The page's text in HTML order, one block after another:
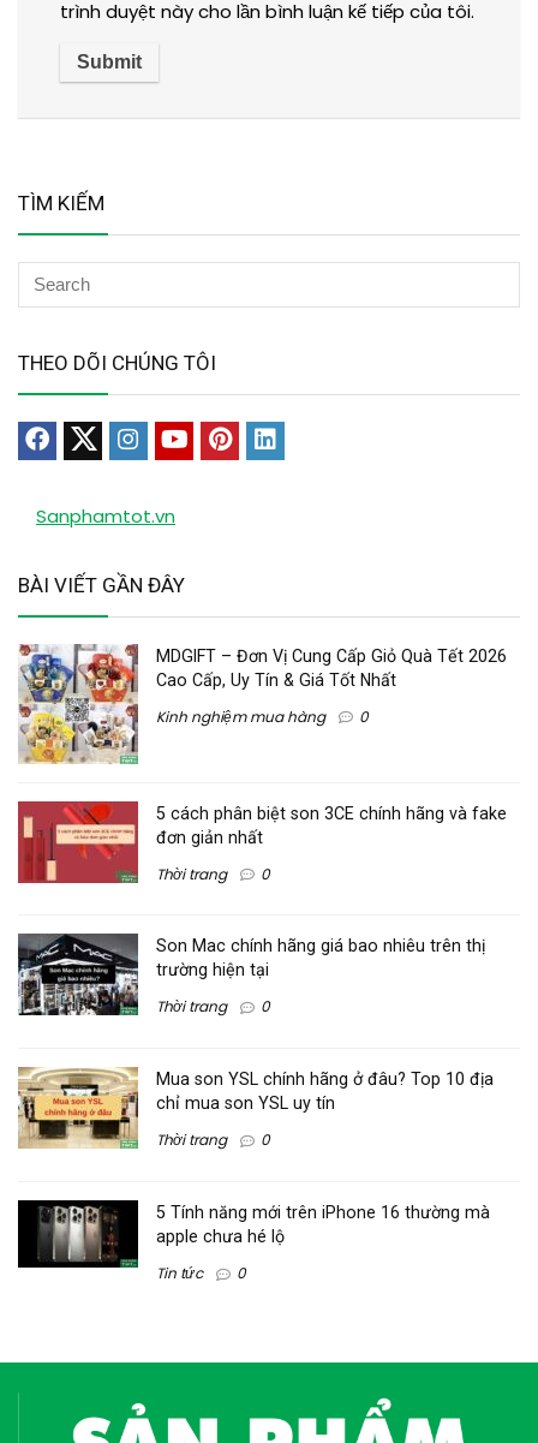
trình duyệt này cho lần bình luận kế tiếp của tôi.
TÌM KIẾM
THEO DÕI CHÚNG TÔI
Sanphamtot.vn
BÀI VIẾT GẦN ĐÂY
MDGIFT – Đơn Vị Cung Cấp Giỏ Quà Tết 2026
Cao Cấp, Uy Tín & Giá Tốt Nhất
Kinh nghiệm mua hàng 0
5 cách phân biệt son 3CE chính hãng và fake
đơn giản nhất
Thời trang 0
Son Mac chính hãng giá bao nhiêu trên thị
trường hiện tại
Thời trang 0
Mua son YSL chính hãng ở đâu? Top 10 địa
chỉ mua son YSL uy tín
Thời trang 0
5 Tính năng mới trên iPhone 16 thường mà
apple chưa hé lộ
Tin tức 0